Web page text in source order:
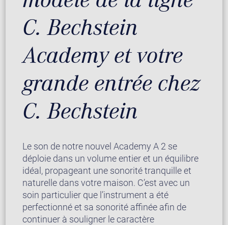
C. Bechstein
Academy et votre
grande entrée chez
C. Bechstein
Le son de notre nouvel Academy A 2 se
déploie dans un volume entier et un équilibre
idéal, propageant une sonorité tranquille et
naturelle dans votre maison. C’est avec un
soin particulier que l’instrument a été
perfectionné et sa sonorité affinée afin de
continuer à souligner le caractère